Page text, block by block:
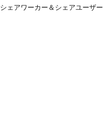
シェアワーカー＆シェアユーザー